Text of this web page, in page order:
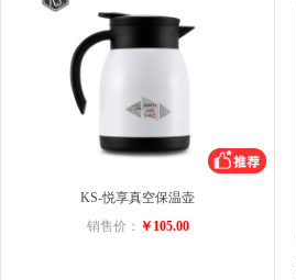
KS-悦享真空保温壶
销售价： ￥105.00